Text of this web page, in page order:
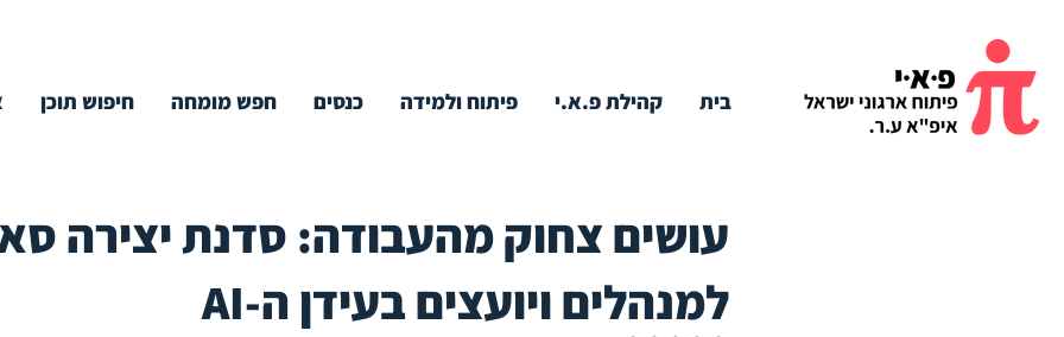
בית קהילת פ.א.י פיתוח ולמידה כנסים חפש מומחה חיפוש תוכן
עושים צחוק מהעבודה: סדנת יצירה
למנהלים ויועצים בעידן ה-AI